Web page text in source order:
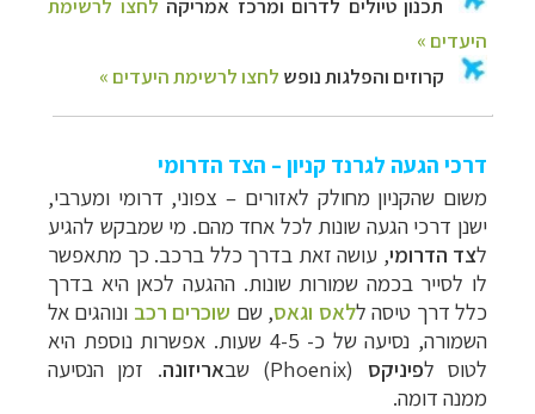
דרכי הגעה לגרנד קניון – הצד הדרומי
משום שהקניון מחולק לאזורים –צפוני, דרומי ומערבי,
ישנן דרכי הגעה שונות לכל אחד מהם. מי שמבקש להגיע
לצד הדרומי, עושה זאת בדרך כלל ברכב. כך מתאפשר
לו לסייר בכמה שמורות שונות. ההגעה לכאן היא בדרך
כלל דרך טיסה ללאס וגאס, שם שוכרים רכב ונוהגים אל
השמורה, נסיעה של כ- 4-5 שעות. אפשרות נוספת היא
לטוס לפיניקס (Phoenix) שבאריזונה. זמן הנסיעה
ממנה דומה.